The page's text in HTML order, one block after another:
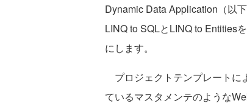
Dynamic Data Application（以
LINQ to SQLとLINQ to Entities
にします。
プロジェクトテンプレートに
ているマスタメンテのような